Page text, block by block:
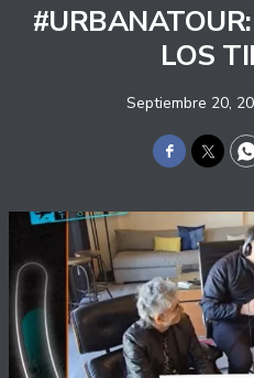
LOS
Septiembre 20,
Facebook